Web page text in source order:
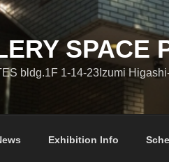
SPACE
bldg.1F 1-14-23Izumi
Exhibition Info